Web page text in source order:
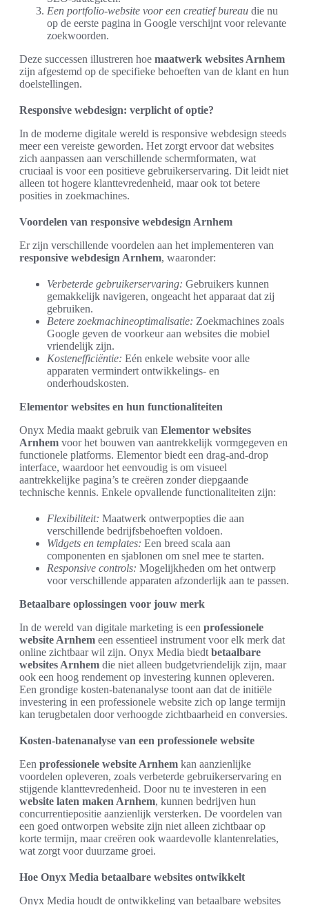
Een portfolio-website voor een creatief bureau die nu
op de eerste pagina in Google verschijnt voor relevante
zoekwoorden.
Deze successen illustreren hoe maatwerk websites Arnhem
zijn afgestemd op de specifieke behoeften van de klant en hun
doelstellingen.
Responsive webdesign: verplicht of optie?
In de moderne digitale wereld is responsive webdesign steeds
meer een vereiste geworden. Het zorgt ervoor dat websites
zich aanpassen aan verschillende schermformaten, wat
cruciaal is voor een positieve gebruikerservaring. Dit leidt niet
alleen tot hogere klanttevredenheid, maar ook tot betere
posities in zoekmachines.
Voordelen van responsive webdesign Arnhem
Er zijn verschillende voordelen aan het implementeren van
responsive webdesign Arnhem, waaronder:
Verbeterde gebruikerservaring: Gebruikers kunnen
gemakkelijk navigeren, ongeacht het apparaat dat zij
gebruiken.
Betere zoekmachineoptimalisatie: Zoekmachines zoals
Google geven de voorkeur aan websites die mobiel
vriendelijk zijn.
Kostenefficiëntie: Eén enkele website voor alle
apparaten vermindert ontwikkelings- en
onderhoudskosten.
Elementor websites en hun functionaliteiten
Onyx Media maakt gebruik van Elementor websites
Arnhem voor het bouwen van aantrekkelijk vormgegeven en
functionele platforms. Elementor biedt een drag-and-drop
interface, waardoor het eenvoudig is om visueel
aantrekkelijke pagina’s te creëren zonder diepgaande
technische kennis. Enkele opvallende functionaliteiten zijn:
Flexibiliteit: Maatwerk ontwerpopties die aan
verschillende bedrijfsbehoeften voldoen.
Widgets en templates: Een breed scala aan
componenten en sjablonen om snel mee te starten.
Responsive controls: Mogelijkheden om het ontwerp
voor verschillende apparaten afzonderlijk aan te passen.
Betaalbare oplossingen voor jouw merk
In de wereld van digitale marketing is een professionele
website Arnhem een essentieel instrument voor elk merk dat
online zichtbaar wil zijn. Onyx Media biedt betaalbare
websites Arnhem die niet alleen budgetvriendelijk zijn, maar
ook een hoog rendement op investering kunnen opleveren.
Een grondige kosten-batenanalyse toont aan dat de initiële
investering in een professionele website zich op lange termijn
kan terugbetalen door verhoogde zichtbaarheid en conversies.
Kosten-batenanalyse van een professionele website
Een professionele website Arnhem kan aanzienlijke
voordelen opleveren, zoals verbeterde gebruikerservaring en
stijgende klanttevredenheid. Door nu te investeren in een
website laten maken Arnhem, kunnen bedrijven hun
concurrentiepositie aanzienlijk versterken. De voordelen van
een goed ontworpen website zijn niet alleen zichtbaar op
korte termijn, maar creëren ook waardevolle klantenrelaties,
wat zorgt voor duurzame groei.
Hoe Onyx Media betaalbare websites ontwikkelt
Onyx Media houdt de ontwikkeling van betaalbare websites